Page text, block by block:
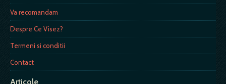
Va recomandam
Despre Ce Visez?
Termeni si conditii
Contact
Articole